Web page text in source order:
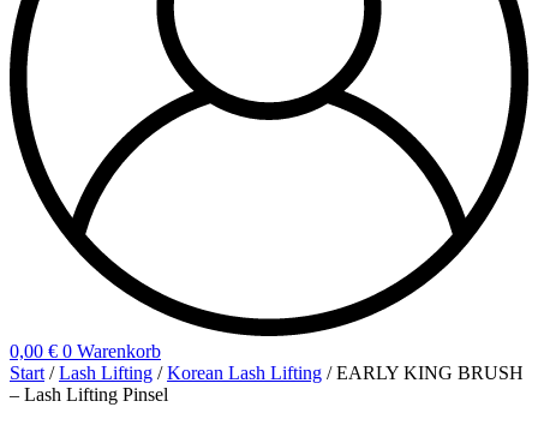
0,00 € 0 Warenkorb
Start /Lash Lifting /Korean Lash Lifting / EARLY KING BRUSH
– Lash Lifting Pinsel